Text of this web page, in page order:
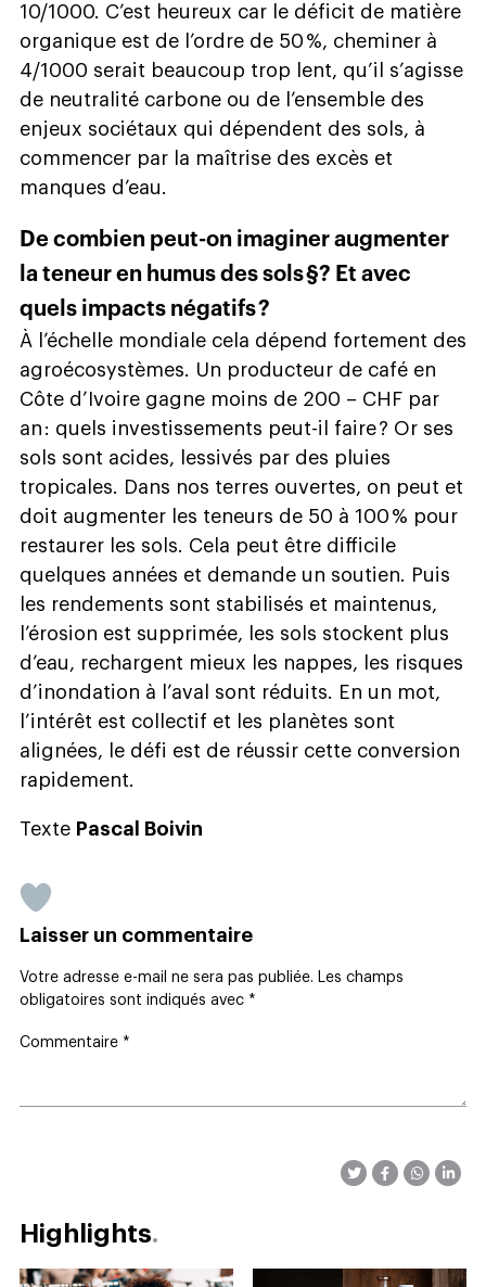
10/1000. C’est heureux car le déficit de matière
organique est de l’ordre de 50 %, cheminer à
4/1000 serait beaucoup trop lent, qu’il s’agisse
de neutralité carbone ou de l’ensemble des
enjeux sociétaux qui dépendent des sols, à
commencer par la maîtrise des excès et
manques d’eau.
De combien peut-on imaginer augmenter
la teneur en humus des sols §? Et avec
quels impacts négatifs ?
À l’échelle mondiale cela dépend fortement des
agroécosystèmes. Un producteur de café en
Côte d’Ivoire gagne moins de 200 – CHF par
an : quels investissements peut-il faire ? Or ses
sols sont acides, lessivés par des pluies
tropicales. Dans nos terres ouvertes, on peut et
doit augmenter les teneurs de 50 à 100 % pour
restaurer les sols. Cela peut être difficile
quelques années et demande un soutien. Puis
les rendements sont stabilisés et maintenus,
l’érosion est supprimée, les sols stockent plus
d’eau, rechargent mieux les nappes, les risques
d’inondation à l’aval sont réduits. En un mot,
l’intérêt est collectif et les planètes sont
alignées, le défi est de réussir cette conversion
rapidement.
Texte Pascal Boivin
Laisser un commentaire
Votre adresse e-mail ne sera pas publiée.
Les champs
obligatoires sont indiqués avec *
Commentaire *
Highlights